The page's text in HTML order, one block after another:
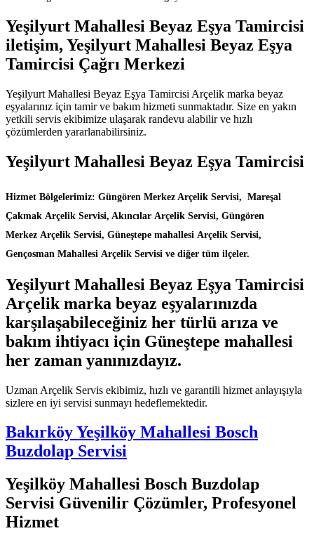
Yeşilyurt Mahallesi Beyaz Eşya Tamircisi
iletişim, Yeşilyurt Mahallesi Beyaz Eşya
Tamircisi Çağrı Merkezi
Yeşilyurt Mahallesi Beyaz Eşya Tamircisi Arçelik marka beyaz
eşyalarınız için tamir ve bakım hizmeti sunmaktadır. Size en yakın
yetkili servis ekibimize ulaşarak randevu alabilir ve hızlı
çözümlerden yararlanabilirsiniz.
Yeşilyurt Mahallesi Beyaz Eşya Tamircisi
Hizmet Bölgelerimiz: Güngören Merkez Arçelik Servisi, Mareşal
Çakmak Arçelik Servisi, Akıncılar Arçelik Servisi, Güngören
Merkez Arçelik Servisi, Güneştepe mahallesi Arçelik Servisi,
Gençosman Mahallesi Arçelik Servisi ve diğer tüm ilçeler.
Yeşilyurt Mahallesi Beyaz Eşya Tamircisi
Arçelik marka beyaz eşyalarınızda
karşılaşabileceğiniz her türlü arıza ve
bakım ihtiyacı için Güneştepe mahallesi
her zaman yanınızdayız.
Uzman Arçelik Servis ekibimiz, hızlı ve garantili hizmet anlayışıyla
sizlere en iyi servisi sunmayı hedeflemektedir.
Bakırköy Yeşilköy Mahallesi Bosch
Buzdolap Servisi
Yeşilköy Mahallesi Bosch Buzdolap
Servisi Güvenilir Çözümler, Profesyonel
Hizmet